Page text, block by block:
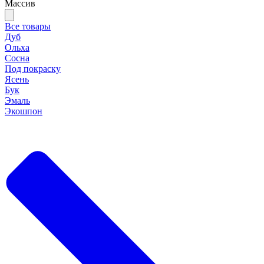
Массив
Все товары
Дуб
Ольха
Сосна
Под покраску
Ясень
Бук
Эмаль
Экошпон